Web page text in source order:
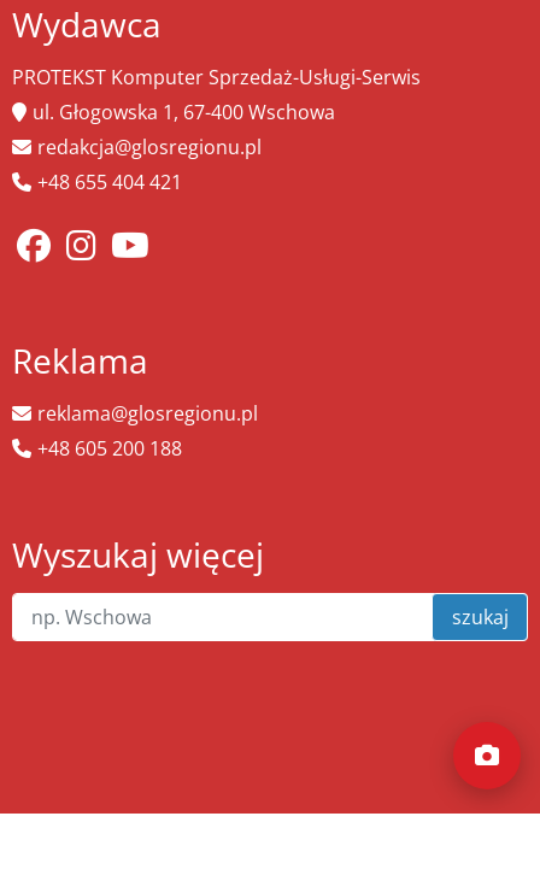
Wydawca
PROTEKST Komputer Sprzedaż-Usługi-Serwis
ul. Głogowska 1, 67-400 Wschowa
redakcja@glosregionu.pl
+48 655 404 421
Reklama
reklama@glosregionu.pl
+48 605 200 188
Wyszukaj więcej
szukaj